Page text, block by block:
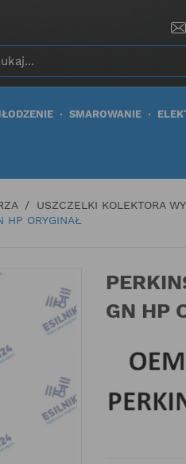
SMAROWANIE
USZCZELKI KOLEKTORA
HP ORYGINAŁ
GN HP